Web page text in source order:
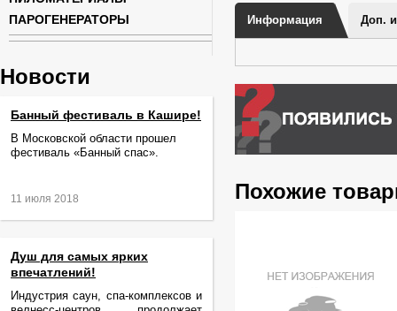
Информация Доп.
Похожие
ПАРОГЕНЕРАТОРЫ
Новости
Банный фестиваль в Кашире!
В Московской области прошел
фестиваль «Банный спас».
11 июля 2018
Душ для самых ярких
впечатлений!
Индустрия саун, спа-комплексов и